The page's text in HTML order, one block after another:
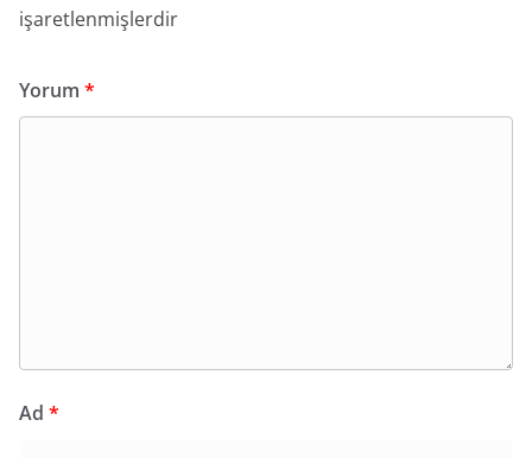
işaretlenmişlerdir
Yorum *
Ad *